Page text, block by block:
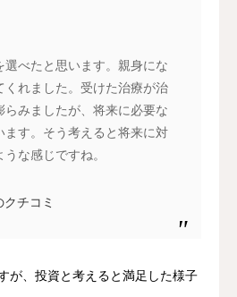
選べたと思います。親身にな
くれました。受けた治療が治
らみましたが、将来に必要な
ます。そう考えると将来に対
な感じですね。
クチコミ
が、投資と考えると満足した様子